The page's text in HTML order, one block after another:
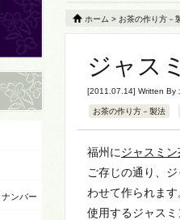
ホーム > お茶の作り方－
ジャス
[2011.07.14] Written By
お茶の作り方－製法
福州にジャスミン
ご存じの通り、
わせて作られます
使用するジャス
ンバー